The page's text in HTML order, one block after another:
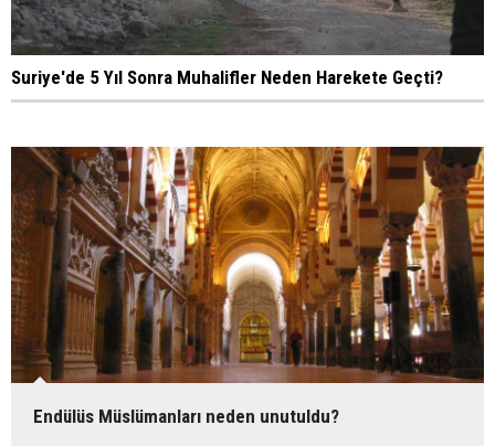
Suriye'de 5 Yıl Sonra Muhalifler Neden Harekete Geçti?
Endülüs Müslümanları neden unutuldu?